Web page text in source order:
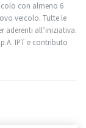
con almeno 6
veicolo. Tutte le
aderenti all’iniziativa.
IPT e contributo